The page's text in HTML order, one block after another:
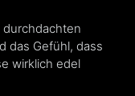
durchdachten
das Gefühl, dass
wirklich edel